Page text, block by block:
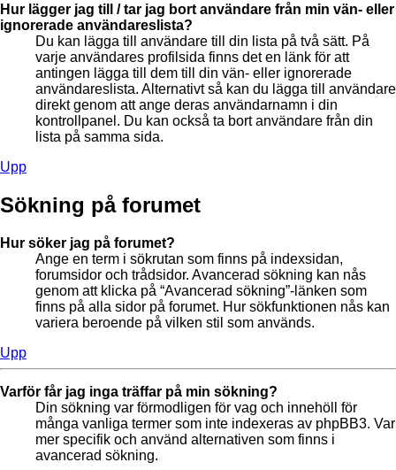
Hur lägger jag till / tar jag bort användare från min vän- eller
ignorerade användareslista?
Du kan lägga till användare till din lista på två sätt. På
varje användares profilsida finns det en länk för att
antingen lägga till dem till din vän- eller ignorerade
användareslista. Alternativt så kan du lägga till användare
direkt genom att ange deras användarnamn i din
kontrollpanel. Du kan också ta bort användare från din
lista på samma sida.
Upp
Sökning på forumet
Hur söker jag på forumet?
Ange en term i sökrutan som finns på indexsidan,
forumsidor och trådsidor. Avancerad sökning kan nås
genom att klicka på “Avancerad sökning”-länken som
finns på alla sidor på forumet. Hur sökfunktionen nås kan
variera beroende på vilken stil som används.
Upp
Varför får jag inga träffar på min sökning?
Din sökning var förmodligen för vag och innehöll för
många vanliga termer som inte indexeras av phpBB3. Var
mer specifik och använd alternativen som finns i
avancerad sökning.